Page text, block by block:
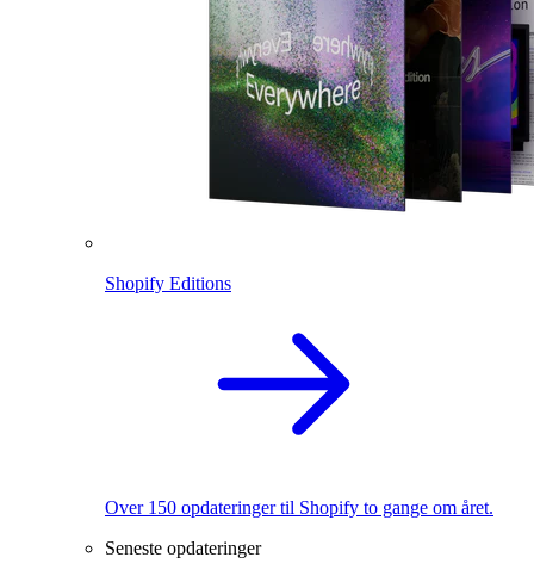
Shopify Editions
Over 150 opdateringer til Shopify to gange om året.
Seneste opdateringer